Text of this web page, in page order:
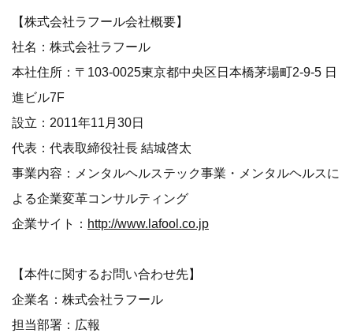
【株式会社ラフール会社概要】
社名：株式会社ラフール
本社住所：〒103-0025東京都中央区日本橋茅場町2-9-5 日
進ビル7F
設立：2011年11月30日
代表：代表取締役社長 結城啓太
事業内容：メンタルヘルステック事業・メンタルヘルスに
よる企業変革コンサルティング
企業サイト： http://www.lafool.co.jp
【本件に関するお問い合わせ先】
企業名：株式会社ラフール
担当部署：広報